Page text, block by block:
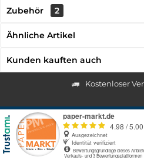
Zubehör 2
Ähnliche Artikel
Kunden kauften auch
Kostenloser